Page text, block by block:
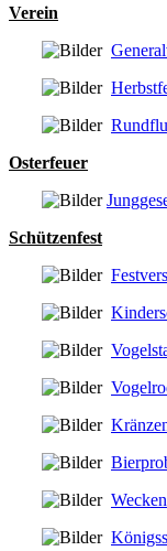
Verein
Osterfeuer
Schützenfest
Wecken